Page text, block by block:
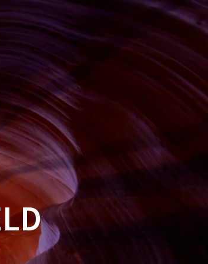
PREISE GRAFIKDESIGN
REFERENZEN